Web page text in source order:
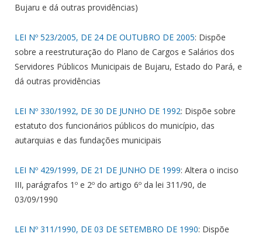
Bujaru e dá outras providências)
LEI Nº 523/2005, DE 24 DE OUTUBRO DE 2005: Dispõe
sobre a reestruturação do Plano de Cargos e Salários dos
Servidores Públicos Municipais de Bujaru, Estado do Pará, e
dá outras providências
LEI Nº 330/1992, DE 30 DE JUNHO DE 1992: Dispõe sobre
estatuto dos funcionários públicos do município, das
autarquias e das fundações municipais
LEI Nº 429/1999, DE 21 DE JUNHO DE 1999: Altera o inciso
III, parágrafos 1º e 2º do artigo 6º da lei 311/90, de
03/09/1990
LEI Nº 311/1990, DE 03 DE SETEMBRO DE 1990: Dispõe